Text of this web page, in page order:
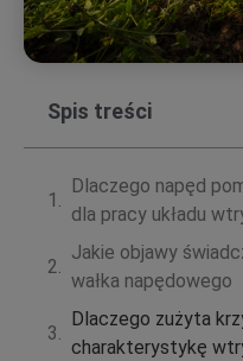
Spis treści
Dlaczego napęd
dla pracy układu
Jakie objawy
wałka napędowego
Dlaczego zużyta
charakterystykę